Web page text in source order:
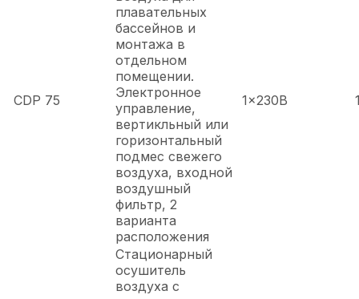
CDP 75
плавательных
бассейнов и
монтажа в
отдельном
помещении.
Электронное
управление,
вертикльный или
горизонтальный
подмес свежего
воздуха, входной
воздушный
фильтр, 2
варианта
расположения
1x230В
Стационарный
осушитель
воздуха с